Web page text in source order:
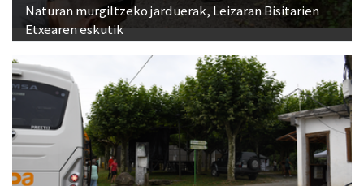
Naturan murgiltzeko jarduerak, Leizaran Bisitarien
Etxearen eskutik